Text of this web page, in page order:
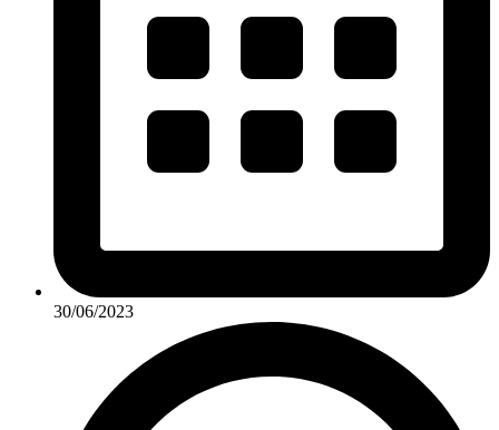
30/06/2023